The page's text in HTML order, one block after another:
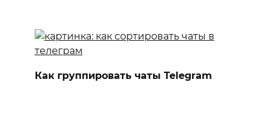
Как группировать чаты Telegram